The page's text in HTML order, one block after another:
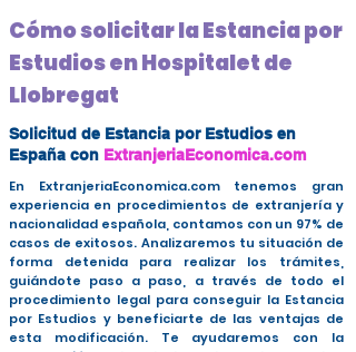
Cómo solicitar la Estancia por
Estudios en Hospitalet de
Llobregat
Solicitud de Estancia por Estudios en
España con ExtranjeriaEconomica.com
En ExtranjeriaEconomica.com tenemos gran
experiencia en procedimientos de extranjería y
nacionalidad española, contamos con un 97% de
casos de exitosos. Analizaremos tu situación de
forma detenida para realizar los trámites,
guiándote paso a paso, a través de todo el
procedimiento legal para conseguir la Estancia
por Estudios y beneficiarte de las ventajas de
esta modificación. Te ayudaremos con la